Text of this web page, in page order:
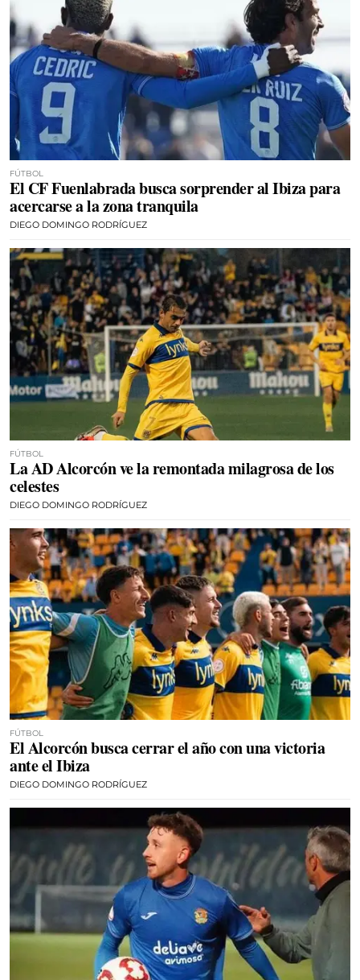
FÚTBOL
El CF Fuenlabrada busca sorprender al Ibiza para
acercarse a la zona tranquila
DIEGO DOMINGO RODRÍGUEZ
FÚTBOL
La AD Alcorcón ve la remontada milagrosa de los
celestes
DIEGO DOMINGO RODRÍGUEZ
FÚTBOL
El Alcorcón busca cerrar el año con una victoria
ante el Ibiza
DIEGO DOMINGO RODRÍGUEZ